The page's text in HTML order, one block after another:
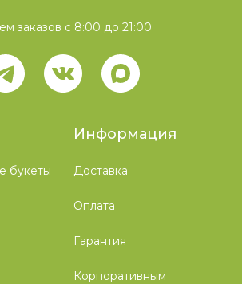
букеты
Информация
Доставка
Оплата
Гарантия
Корпоративным
заказов с 8:00 до 21:00